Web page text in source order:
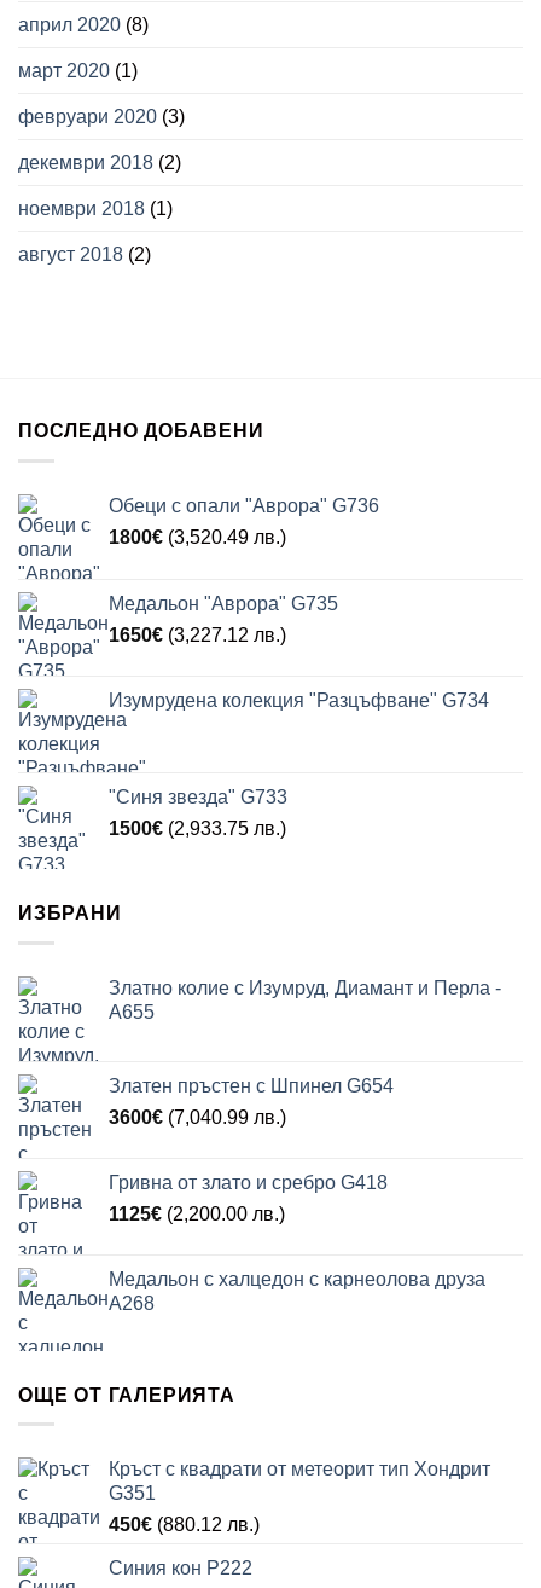
април 2020 (8)
март 2020 (1)
февруари 2020 (3)
декември 2018 (2)
ноември 2018 (1)
август 2018 (2)
ПОСЛЕДНО ДОБАВЕНИ
Обеци с опали "Аврора" G736
1800€ (3,520.49 лв.)
Медальон "Аврора" G735
1650€ (3,227.12 лв.)
Изумрудена колекция "Разцъфване" G734
"Синя звезда" G733
1500€ (2,933.75 лв.)
ИЗБРАНИ
Златно колие с Изумруд, Диамант и Перла -
A655
Златен пръстен с Шпинел G654
3600€ (7,040.99 лв.)
Гривна от злато и сребро G418
1125€ (2,200.00 лв.)
Медальон с халцедон с карнеолова друза
A268
ОЩЕ ОТ ГАЛЕРИЯТА
Кръст с квадрати от метеорит тип Хондрит
G351
450€ (880.12 лв.)
Синия кон P222